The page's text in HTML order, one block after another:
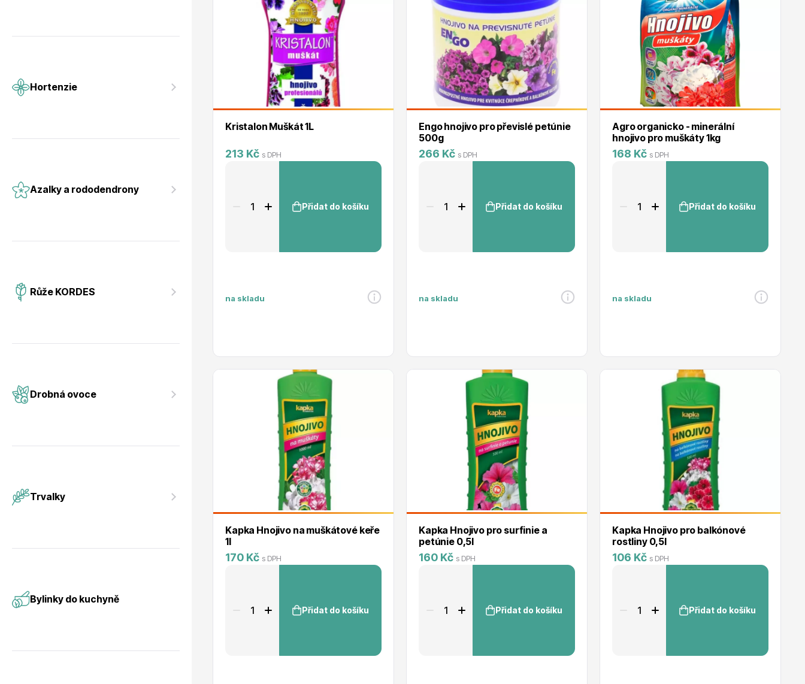
Kristalon Muškát 1L
213 Kč s DPH
Přidat do košíku
na skladu
Engo hnojivo pro převislé petúnie
500g
266 Kč s DPH
Přidat do košíku
na skladu
Agro organicko - minerální
hnojivo pro muškáty 1kg
168 Kč s DPH
Přidat do košíku
na skladu
Kapka Hnojivo na muškátové keře
1l
170 Kč s DPH
Přidat do košíku
Kapka Hnojivo pro surfinie a
petúnie 0,5l
160 Kč s DPH
Přidat do košíku
Kapka Hnojivo pro balkónové
rostliny 0,5l
106 Kč s DPH
Přidat do košíku
Hortenzie
Azalky a rododendrony
Růže KORDES
Drobná ovoce
Trvalky
Bylinky do kuchyně